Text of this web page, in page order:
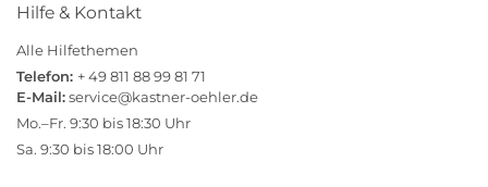
Hilfe & Kontakt
Alle Hilfethemen
Telefon: + 49 811 88 99 81 71
E-Mail:service@kastner-oehler.de
Mo.–Fr. 9:30 bis 18:30 Uhr
Sa. 9:30 bis 18:00 Uhr